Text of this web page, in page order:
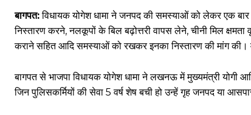
बागपत:विधायक योगेश धामा ने जनपद की समस्याओं को लेकर एक बार
निस्तारण करने, नलकूपों के बिल बढ़ोत्तरी वापस लेने, चीनी मिल
कराने सहित आदि समस्याओं को रखकर इनका निस्तारण की मांग
बागपत से भाजपा विधायक योगेश धामा ने लखनऊ में मुख्यमंत्री योगी
जिन पुलिसकर्मियों की सेवा 5 वर्ष शेष बची हो उन्हें गृह जनपद या